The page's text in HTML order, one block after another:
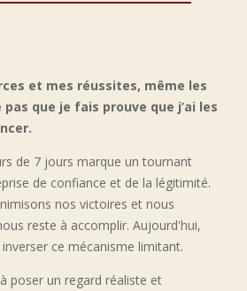
et mes réussites, même les
que je fais prouve que j’ai les
de 7 jours marque un tournant
de confiance et de la légitimité.
nos victoires et nous
reste à accomplir. Aujourd'hui,
ce mécanisme limitant.
poser un regard réaliste et